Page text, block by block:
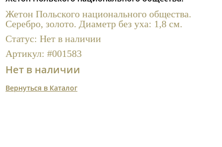
Жетон Польского национального общества.
Серебро, золото. Диаметр без уха: 1,8 см.
Статус:Нет в наличии
Артикул:#001583
Нет в наличии
Вернуться в Каталог